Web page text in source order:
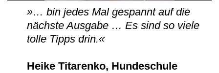
»… bin jedes Mal gespannt auf die
nächste Ausgabe … Es sind so viele
tolle Tipps drin.«
Heike Titarenko, Hundeschule